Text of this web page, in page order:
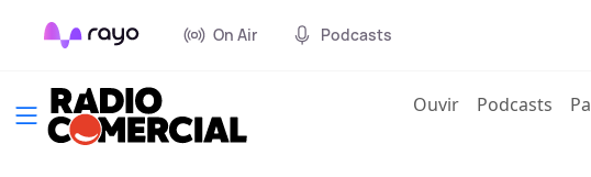
On Air Podcasts
Ouvir(current)
Podcasts